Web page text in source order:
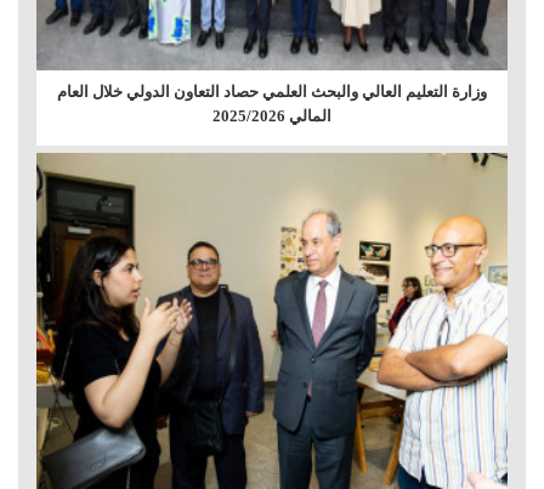
وزارة التعليم العالي والبحث العلمي حصاد التعاون الدولي خلال العام
المالي 2025/2026